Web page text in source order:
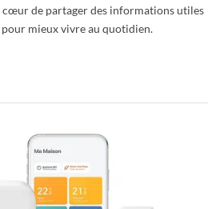
cœur de partager des informations utiles
pour mieux vivre au quotidien.